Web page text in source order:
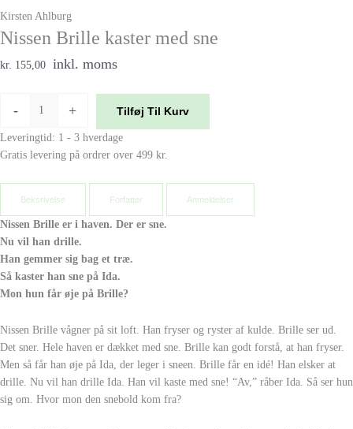
Kirsten Ahlburg
Nissen Brille kaster med sne
kr. 155,00 inkl. moms
- + Tilføj Til Kurv
Leveringtid: 1 - 3 hverdage
Gratis levering på ordrer over 499 kr.
Beksrivelse Forfatter Anmeldelser
Nissen Brille er i haven. Der er sne.
Nu vil han drille.
Han gemmer sig bag et træ.
Så kaster han sne på Ida.
Mon hun får øje på Brille?
Nissen Brille vågner på sit loft. Han fryser og ryster af kulde. Brille ser ud.
Det sner. Hele haven er dækket med sne. Brille kan godt forstå, at han fryser.
Men så får han øje på Ida, der leger i sneen. Brille får en idé! Han elsker at
drille. Nu vil han drille Ida. Han vil kaste med sne! “Av,” råber Ida. Så ser hun
sig om. Hvor mon den snebold kom fra?